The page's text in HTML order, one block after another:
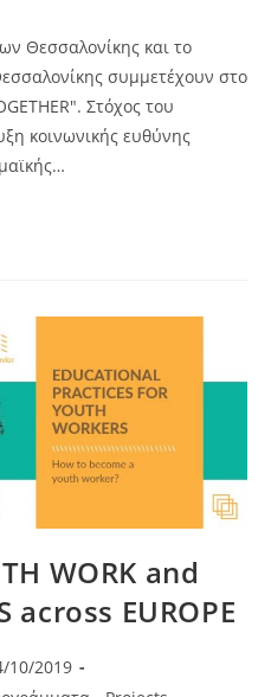
Θεσσαλονίκης και το
συμμετέχουν στο
Στόχος του
κοινωνικής ευθύνης
WORK and
across EUROPE
10/2019